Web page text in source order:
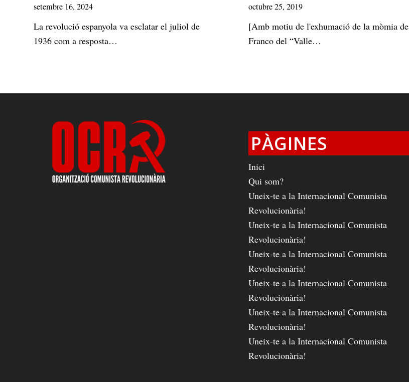
setembre 16, 2024
La revolució espanyola va esclatar el juliol de
1936 com a resposta…
octubre 25, 2019
[Amb motiu de l'exhumació de la mòmia de
Franco del “Valle…
PÀGINES
Inici
Qui som?
Uneix-te a la Internacional Comunista
Revolucionària!
Uneix-te a la Internacional Comunista
Revolucionària!
Uneix-te a la Internacional Comunista
Revolucionària!
Uneix-te a la Internacional Comunista
Revolucionària!
Uneix-te a la Internacional Comunista
Revolucionària!
Uneix-te a la Internacional Comunista
Revolucionària!